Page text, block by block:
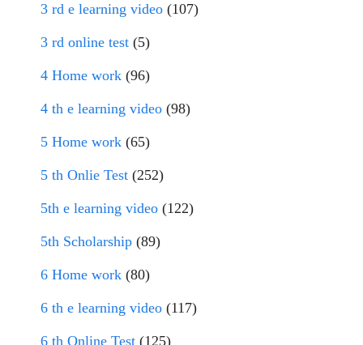
3 rd e learning video (107)
3 rd online test (5)
4 Home work (96)
4 th e learning video (98)
5 Home work (65)
5 th Onlie Test (252)
5th e learning video (122)
5th Scholarship (89)
6 Home work (80)
6 th e learning video (117)
6 th Online Test (125)